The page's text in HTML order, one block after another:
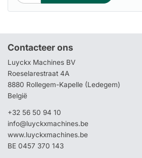
Contacteer ons
Luyckx Machines BV
Roeselarestraat 4A
8880 Rollegem-Kapelle (Ledegem)
België
+32 56 50 94 10
info@luyckxmachines.be
www.luyckxmachines.be
BE 0457 370 143